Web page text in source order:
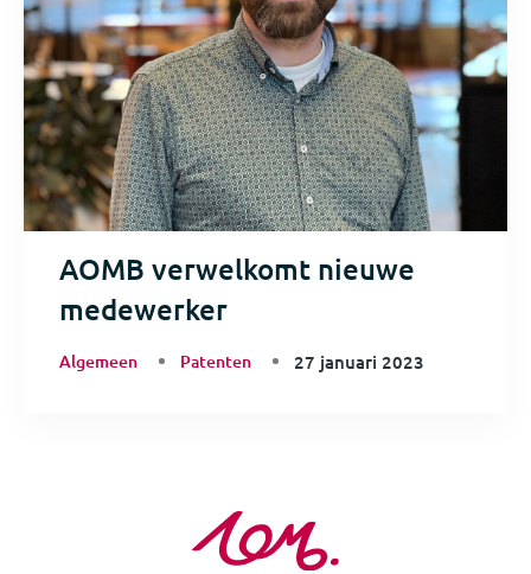
AOMB verwelkomt nieuwe
medewerker
Algemeen Patenten 27 januari 2023